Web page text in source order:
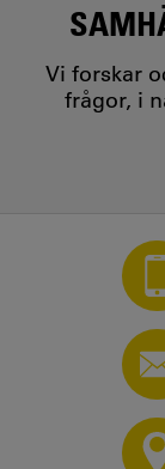
Vi forskar
frågor, i